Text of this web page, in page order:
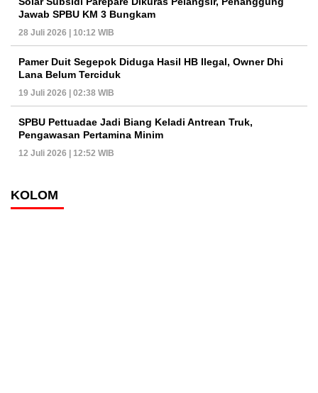
Jawab SPBU KM 3 Bungkam
28 Juli 2026 | 10:12 WIB
Pamer Duit Segepok Diduga Hasil HB Ilegal, Owner Dhi
Lana Belum Terciduk
19 Juli 2026 | 02:38 WIB
SPBU Pettuadae Jadi Biang Keladi Antrean Truk,
Pengawasan Pertamina Minim
12 Juli 2026 | 12:52 WIB
KOLOM